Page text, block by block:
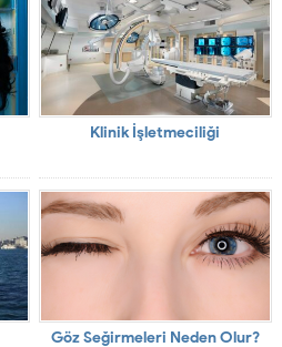
Klinik İşletmeciliği
Göz Seğirmeleri Neden Olur?